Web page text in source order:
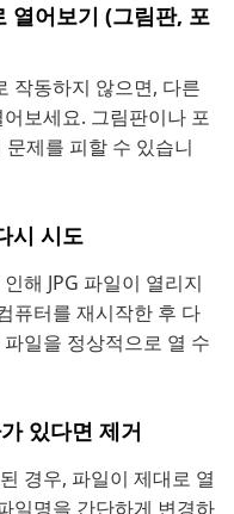
열어보기 (그림판, 포
작동하지 않으면, 다른
보세요. 그림판이나 포
문제를 피할 수 있습니
시 시도
해 JPG 파일이 열리지
퓨터를 재시작한 후 다
일을 정상적으로 열 수
있다면 제거
경우, 파일이 제대로 열
일명을 간단하게 변경하